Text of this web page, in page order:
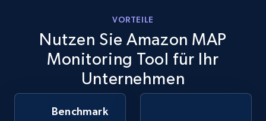
VORTEILE
Nutzen Sie Amazon MAP
Monitoring Tool für Ihr
Unternehmen
Benchmark